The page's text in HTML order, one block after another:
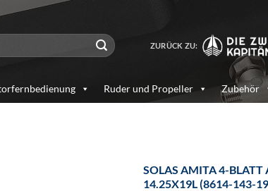
ZURÜCK ZU:
Ruder und Propeller Zubehör
SOLAS AMITA 4-
14.25X19L (8614-143-